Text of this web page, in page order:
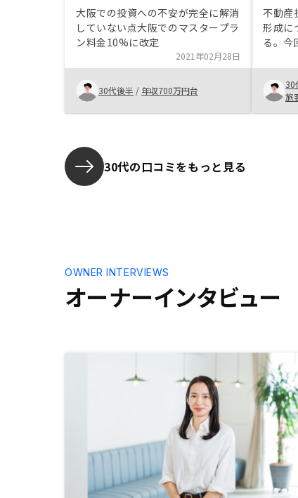
大阪での投資への不安が完全に解消
していない点大阪でのマスタープラ
ン料金10%に改定
2021年02月28日
30代後半 / 年収700万円台
不動産
形成に
る。今
とを
した。
みな
緒に考
思う。
30
旅
30代の口コミをもっと見る
オーナーインタビュー
OWNER INTERVIEWS